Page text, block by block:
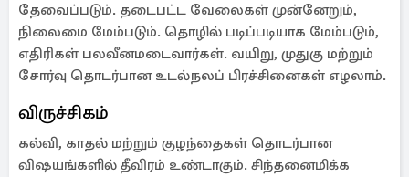
தேவைப்படும். தடைபட்ட வேலைகள் முன்னேறும்,
நிலைமை மேம்படும். தொழில் படிப்படியாக மேம்படும்,
எதிரிகள் பலவீனமடைவார்கள். வயிறு, முதுகு மற்றும்
சோர்வு தொடர்பான உடல்நலப் பிரச்சினைகள் எழலாம்.
விருச்சிகம்
கல்வி, காதல் மற்றும் குழந்தைகள் தொடர்பான
விஷயங்களில் தீவிரம் உண்டாகும். சிந்தனைமிக்க